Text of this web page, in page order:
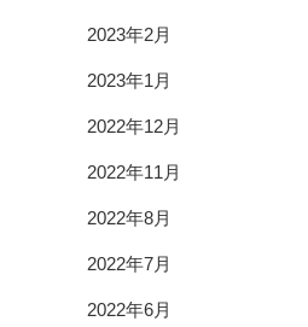
2023年2月
2023年1月
2022年12月
2022年11月
2022年8月
2022年7月
2022年6月